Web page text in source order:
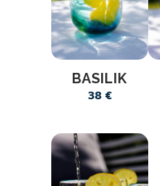
BASILIK
38 €